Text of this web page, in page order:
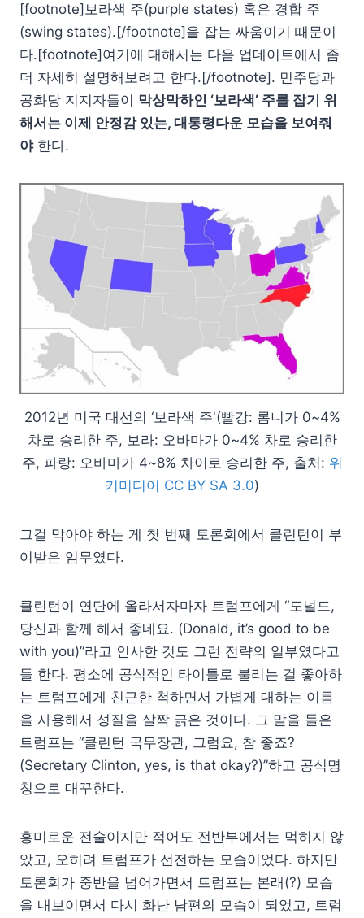
[footnote]보라색 주(purple states) 혹은 경합 주
(swing states).[/footnote]을 잡는 싸움이기 때문이
다.[footnote]여기에 대해서는 다음 업데이트에서 좀
더 자세히 설명해보려고 한다.[/footnote]. 민주당과
공화당 지지자들이 막상막하인 ‘보라색’ 주를 잡기 위
해서는 이제 안정감 있는, 대통령다운 모습을 보여줘
야한다.
2012년 미국 대선의 ‘보라색 주'(빨강: 롬니가 0~4%
차로 승리한 주, 보라: 오바마가 0~4% 차로 승리한
주, 파랑: 오바마가 4~8% 차이로 승리한 주, 출처: 위
키미디어 CC BY SA 3.0)
그걸 막아야 하는 게 첫 번째 토론회에서 클린턴이 부
여받은 임무였다.
클린턴이 연단에 올라서자마자 트럼프에게 “도널드,
당신과 함께 해서 좋네요. (Donald, it’s good to be
with you)”라고 인사한 것도 그런 전략의 일부였다고
들 한다. 평소에 공식적인 타이틀로 불리는 걸 좋아하
는 트럼프에게 친근한 척하면서 가볍게 대하는 이름
을 사용해서 성질을 살짝 긁은 것이다. 그 말을 들은
트럼프는 “클린턴 국무장관, 그럼요, 참 좋죠?
(Secretary Clinton, yes, is that okay?)”하고 공식명
칭으로 대꾸한다.
흥미로운 전술이지만 적어도 전반부에서는 먹히지 않
았고, 오히려 트럼프가 선전하는 모습이었다. 하지만
토론회가 중반을 넘어가면서 트럼프는 본래(?) 모습
을 내보이면서 다시 화난 남편의 모습이 되었고, 트럼